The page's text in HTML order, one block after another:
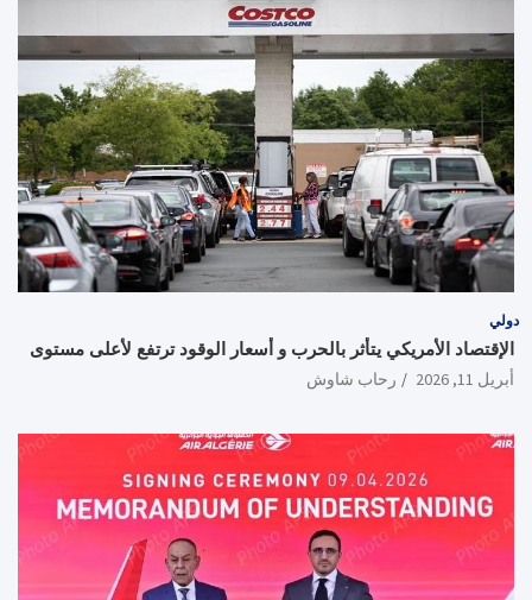
دولي
الإقتصاد الأمريكي يتأثر بالحرب و أسعار الوقود ترتفع لأعلى مستوى
أبريل 11, 2026 رحاب شاوش